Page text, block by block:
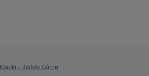
Klapki - Dojlidy Górne